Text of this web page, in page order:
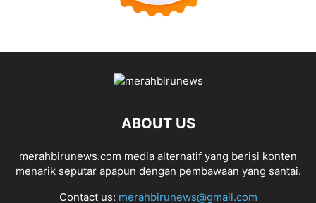
ABOUT US
merahbirunews.com media alternatif yang berisi konten
menarik seputar apapun dengan pembawaan yang santai.
Contact us: merahbirunews@gmail.com